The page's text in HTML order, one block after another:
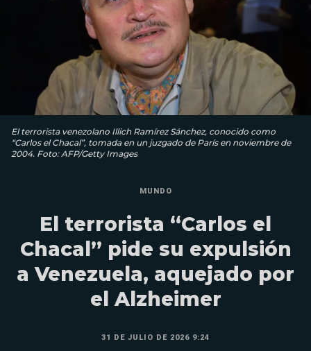
El terrorista venezolano Illich Ramírez Sánchez, conocido como
“Carlos el Chacal”, tomada en un juzgado de París en noviembre de
2004. Foto: AFP/Getty Images
MUNDO
El terrorista “Carlos el
Chacal” pide su expulsión
a Venezuela, aquejado por
el Alzheimer
31 DE JULIO DE 2026 9:24